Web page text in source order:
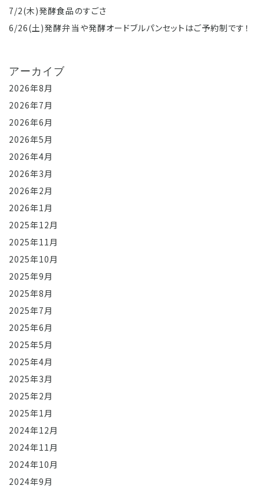
7/2(木)発酵食品のすごさ
6/26(土)発酵弁当や発酵オードブルパンセットはご予約制です！
アーカイブ
2026年8月
2026年7月
2026年6月
2026年5月
2026年4月
2026年3月
2026年2月
2026年1月
2025年12月
2025年11月
2025年10月
2025年9月
2025年8月
2025年7月
2025年6月
2025年5月
2025年4月
2025年3月
2025年2月
2025年1月
2024年12月
2024年11月
2024年10月
2024年9月